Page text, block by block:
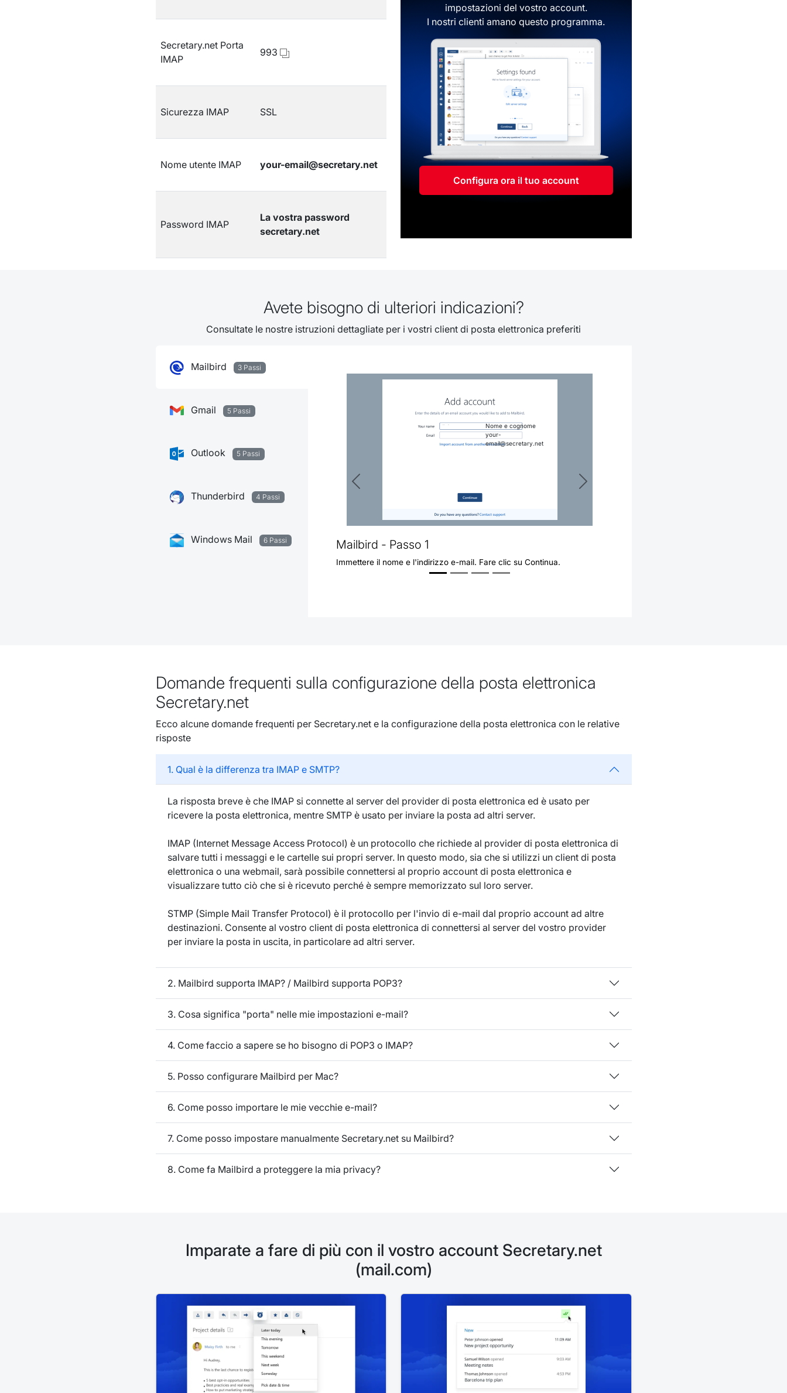
Secretary.net Porta
IMAP
993
Sicurezza IMAP SSL
Nome utente IMAP your-email@secretary.net
Password IMAP
La vostra password
secretary.net
impostazioni del vostro account.
I nostri clienti amano questo programma.
Configura ora il tuo account
Avete bisogno di ulteriori indicazioni?
Consultate le nostre istruzioni dettagliate per i vostri client di posta elettronica preferiti
Mailbird 3 Passi
Gmail 5 Passi
Outlook 5 Passi
Thunderbird 4 Passi
Windows Mail 6 Passi
Nome e cognome
your-
email@secretary.net
Mailbird - Passo 1
Immettere il nome e l'indirizzo e-mail. Fare clic su Continua.
Precedente Avanti
Domande frequenti sulla configurazione della posta elettronica
Secretary.net
Ecco alcune domande frequenti per Secretary.net e la configurazione della posta elettronica con le relative
risposte
1. Qual è la differenza tra IMAP e SMTP?
La risposta breve è che IMAP si connette al server del provider di posta elettronica ed è usato per
ricevere la posta elettronica, mentre SMTP è usato per inviare la posta ad altri server.
IMAP (Internet Message Access Protocol) è un protocollo che richiede al provider di posta elettronica di
salvare tutti i messaggi e le cartelle sui propri server. In questo modo, sia che si utilizzi un client di posta
elettronica o una webmail, sarà possibile connettersi al proprio account di posta elettronica e
visualizzare tutto ciò che si è ricevuto perché è sempre memorizzato sul loro server.
STMP (Simple Mail Transfer Protocol) è il protocollo per l'invio di e-mail dal proprio account ad altre
destinazioni. Consente al vostro client di posta elettronica di connettersi al server del vostro provider
per inviare la posta in uscita, in particolare ad altri server.
2. Mailbird supporta IMAP? / Mailbird supporta POP3?
3. Cosa significa "porta" nelle mie impostazioni e-mail?
4. Come faccio a sapere se ho bisogno di POP3 o IMAP?
5. Posso configurare Mailbird per Mac?
6. Come posso importare le mie vecchie e-mail?
7. Come posso impostare manualmente Secretary.net su Mailbird?
8. Come fa Mailbird a proteggere la mia privacy?
Imparate a fare di più con il vostro account Secretary.net
(mail.com)